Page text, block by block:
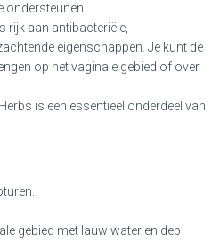
ondersteunen.
rijk aan antibacteriële,
eigenschappen. Je kunt de
op het vaginale gebied of over
is een essentieel onderdeel van
gebied met lauw water en dep